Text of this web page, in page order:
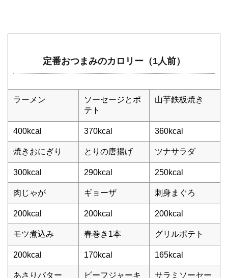
定番おつまみのカロリー（1人前）
ラーメン
ソーセージとポ
テト
山芋鉄板焼き
400kcal 370kcal 360kcal
焼きおにぎり とりの唐揚げ ツナサラダ
300kcal 290kcal 250kcal
肉じゃが ギョーザ 刺身まぐろ
200kcal 200kcal 200kcal
モツ煮込み 春巻き1本 グリルポテト
200kcal 170kcal 165kcal
あさりバター ビーフジャーキ サラミソーセー